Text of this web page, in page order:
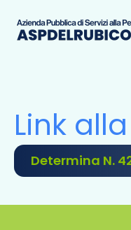
Link
Determina N.